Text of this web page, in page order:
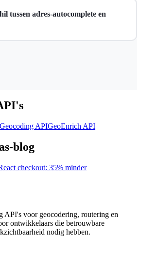
tussen adres-autocomplete en
Geocoding APIGeoEnrich API
blog
checkout: 35% minder
API's voor geocodering, routering en
ontwikkelaars die betrouwbare
nodig hebben.